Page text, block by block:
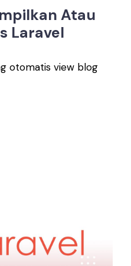
Atau
Laravel
otomatis view blog